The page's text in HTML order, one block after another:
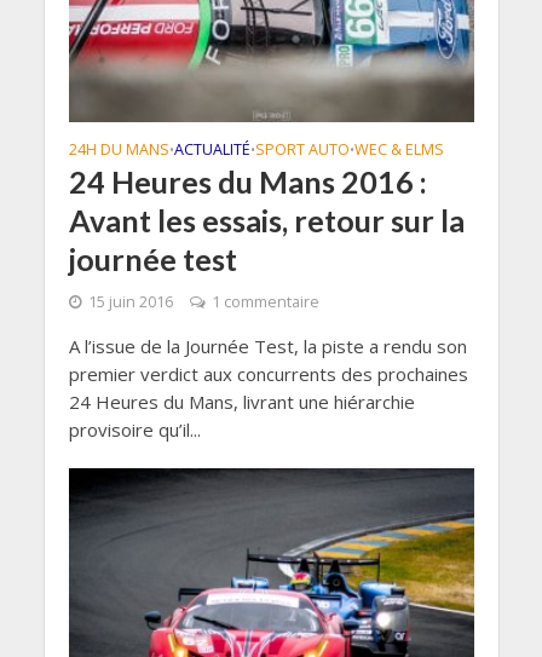
24H DU MANS•ACTUALITÉ•SPORT AUTO•WEC & ELMS
24 Heures du Mans 2016 :
Avant les essais, retour sur la
journée test
15 juin 2016 1 commentaire
A l’issue de la Journée Test, la piste a rendu son
premier verdict aux concurrents des prochaines
24 Heures du Mans, livrant une hiérarchie
provisoire qu’il...